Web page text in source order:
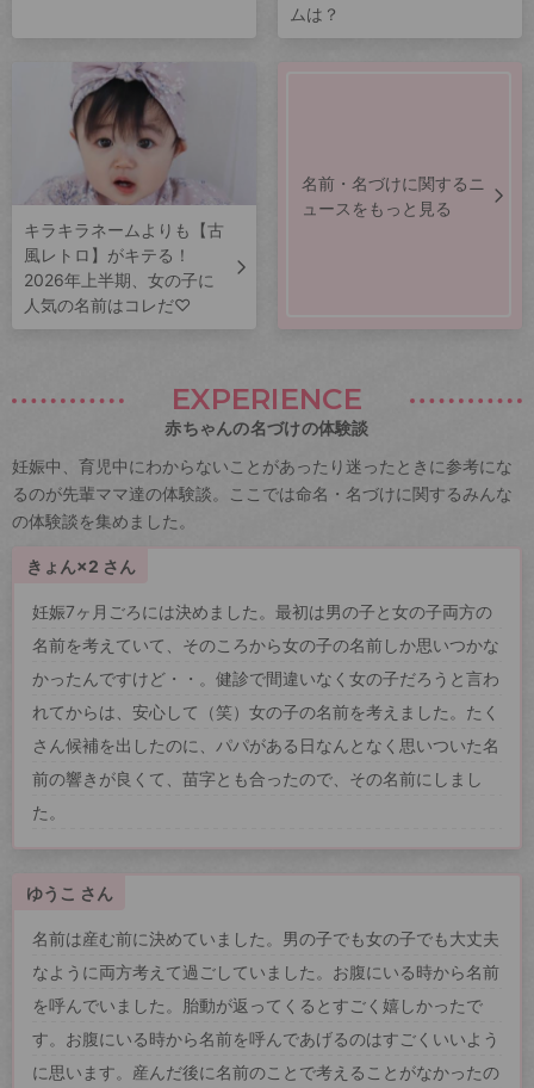
ムは？
キラキラネームよりも【古
風レトロ】がキテる！
2026年上半期、女の子に
人気の名前はコレだ♡
名前・名づけに関するニ
ュースをもっと見る
EXPERIENCE
赤ちゃんの名づけの体験談
妊娠中、育児中にわからないことがあったり迷ったときに参考にな
るのが先輩ママ達の体験談。ここでは命名・名づけに関するみんな
の体験談を集めました。
きょん×2 さん
妊娠7ヶ月ごろには決めました。最初は男の子と女の子両方の
名前を考えていて、そのころから女の子の名前しか思いつかな
かったんですけど・・。健診で間違いなく女の子だろうと言わ
れてからは、安心して（笑）女の子の名前を考えました。たく
さん候補を出したのに、パパがある日なんとなく思いついた名
前の響きが良くて、苗字とも合ったので、その名前にしまし
た。
ゆうこ さん
名前は産む前に決めていました。男の子でも女の子でも大丈夫
なように両方考えて過ごしていました。お腹にいる時から名前
を呼んでいました。胎動が返ってくるとすごく嬉しかったで
す。お腹にいる時から名前を呼んであげるのはすごくいいよう
に思います。産んだ後に名前のことで考えることがなかったの